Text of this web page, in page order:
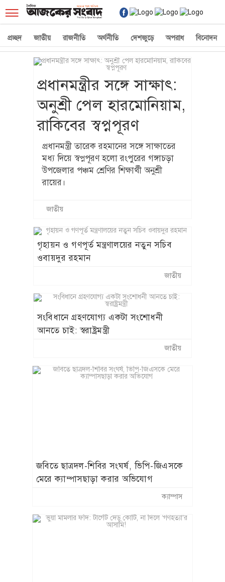
☰
প্রচ্ছদ জাতীয় রাজনীতি অর্থনীতি দেশজুড়ে অপরাধ বিনোদন
প্রধানমন্ত্রীর সঙ্গে সাক্ষাৎ:
অনুশ্রী পেল হারমোনিয়াম,
রাকিবের স্বপ্নপূরণ
প্রধানমন্ত্রী তারেক রহমানের সঙ্গে সাক্ষাতের
মধ্য দিয়ে স্বপ্নপূরণ হলো রংপুরের গঙ্গাচড়া
উপজেলার পঞ্চম শ্রেণির শিক্ষার্থী অনুশ্রী
রায়ের।
জাতীয়
গৃহায়ন ও গণপূর্ত মন্ত্রণালয়ের নতুন সচিব
ওবায়দুর রহমান
জাতীয়
সংবিধানে গ্রহণযোগ্য একটা সংশোধনী
আনতে চাই: স্বরাষ্ট্রমন্ত্রী
জাতীয়
জবিতে ছাত্রদল-শিবির সংঘর্ষ, ভিপি-জিএসকে
মেরে ক্যাম্পাসছাড়া করার অভিযোগ
ক্যাম্পাস